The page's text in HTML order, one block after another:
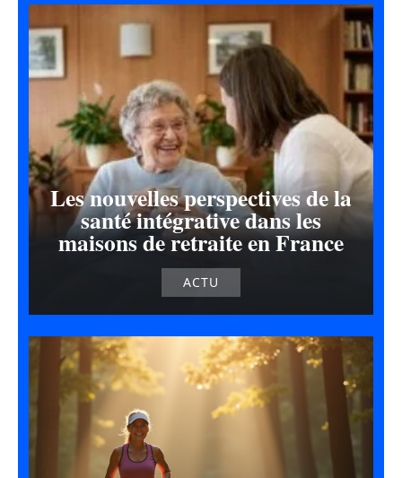
Les nouvelles perspectives de la
santé intégrative dans les
maisons de retraite en France
ACTU